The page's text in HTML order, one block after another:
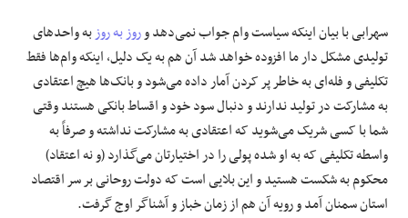
سهرابی با بیان اینکه سیاست وام جواب نمی‌دهد وروز به روزبه واحدهای
تولیدی مشکل دار ما افزوده خواهد شد آن هم به یک دلیل، اینکه وام‌ها فقط
تکلیفی و فله‌ای به خاطر پر کردن آمار داده می‌شود و بانک‌ها هیچ اعتقادی
به مشارکت در تولید ندارند و دنبال سود خود و اقساط بانکی هستند وقتی
شما با کسی شریک می‌شوید که اعتقادی به مشارکت نداشته و صرفاً به
واسطه تکلیفی که به او شده پولی را در اختیارتان می‌گذارد (و نه اعتقاد)
محکوم به شکست هستید و این بلایی است که دولت روحانی بر سر اقتصاد
استان سمنان آمد و رویه آن هم از زمان خباز و آشناگر اوج گرفت.